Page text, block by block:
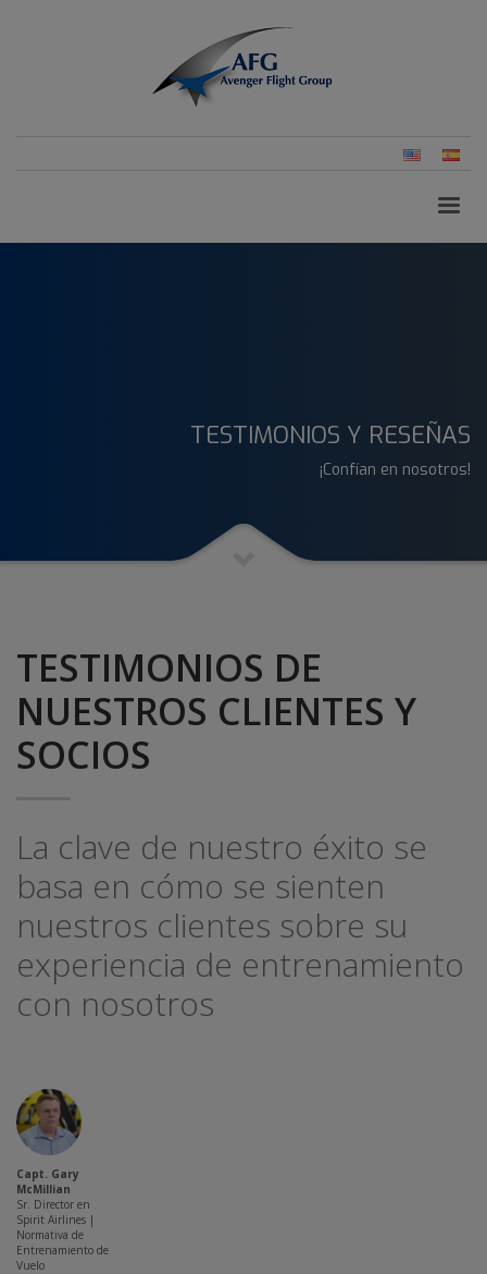
Inglés
TESTIMONIOS Y RESEÑAS
¡Confían en nosotros!
TESTIMONIOS DE
NUESTROS CLIENTES Y
SOCIOS
La clave de nuestro éxito se
basa en cómo se sienten
nuestros clientes sobre su
experiencia de entrenamiento
con nosotros
Capt. Gary
McMillian
Sr. Director en
Spirit Airlines |
Normativa de
Entrenamiento de
Vuelo